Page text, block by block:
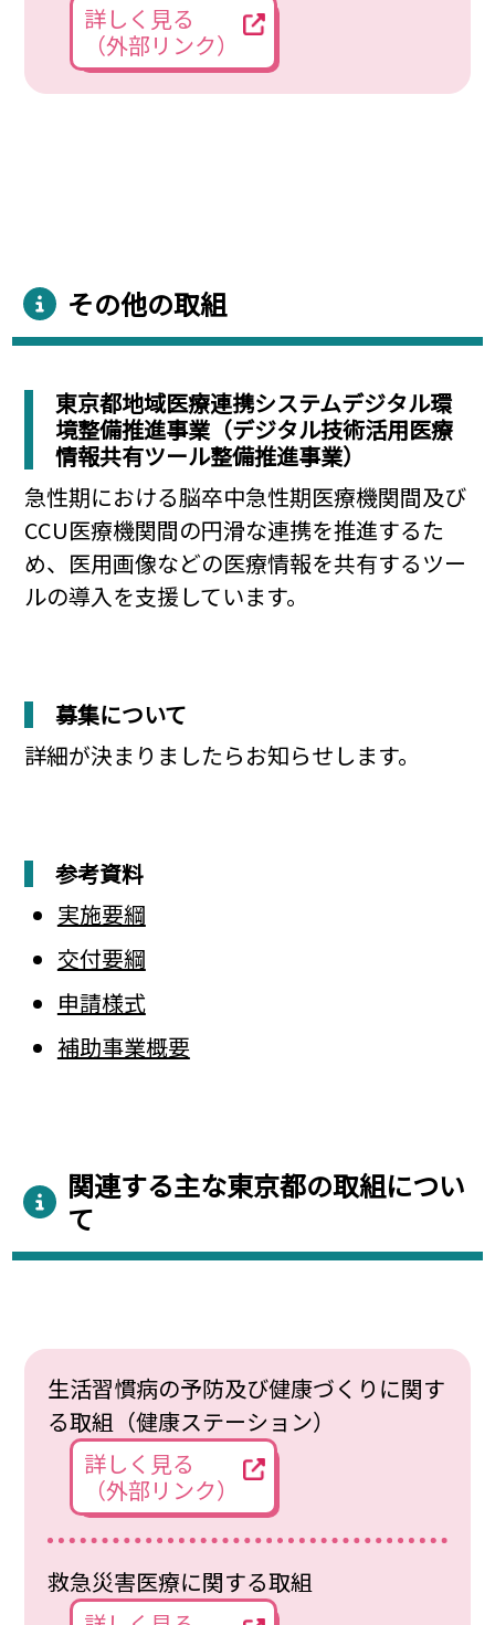
詳しく見る
（外部リンク）
その他の取組
東京都地域医療連携システムデジタル環
境整備推進事業（デジタル技術活用医療
情報共有ツール整備推進事業）
急性期における脳卒中急性期医療機関間及び
CCU医療機関間の円滑な連携を推進するた
め、医用画像などの医療情報を共有するツー
ルの導入を支援しています。
募集について
詳細が決まりましたらお知らせします。
参考資料
実施要綱
交付要綱
申請様式
補助事業概要
関連する主な東京都の取組につい
て
生活習慣病の予防及び健康づくりに関す
る取組（健康ステーション）
詳しく見る
（外部リンク）
救急災害医療に関する取組